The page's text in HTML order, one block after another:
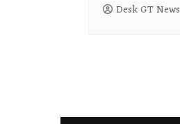
Desk GT News